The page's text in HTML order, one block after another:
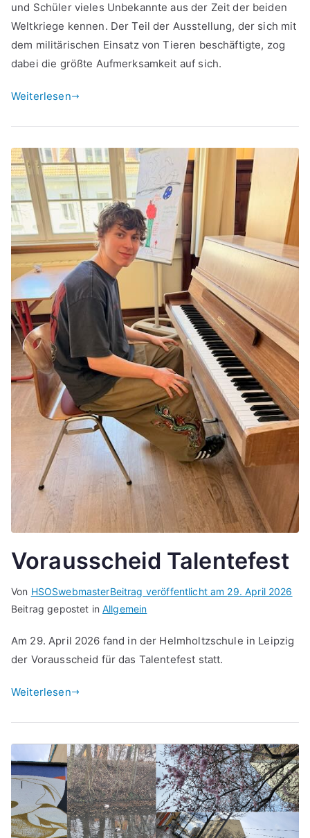
und Schüler vieles Unbekannte aus der Zeit der beiden
Weltkriege kennen. Der Teil der Ausstellung, der sich mit
dem militärischen Einsatz von Tieren beschäftigte, zog
dabei die größte Aufmerksamkeit auf sich.
Weiterlesen
Vorausscheid Talentefest
Von HSOSwebmasterBeitrag veröffentlicht am 29. April 2026
Beitrag gepostet inAllgemein
Am 29. April 2026 fand in der Helmholtzschule in Leipzig
der Vorausscheid für das Talentefest statt.
Weiterlesen